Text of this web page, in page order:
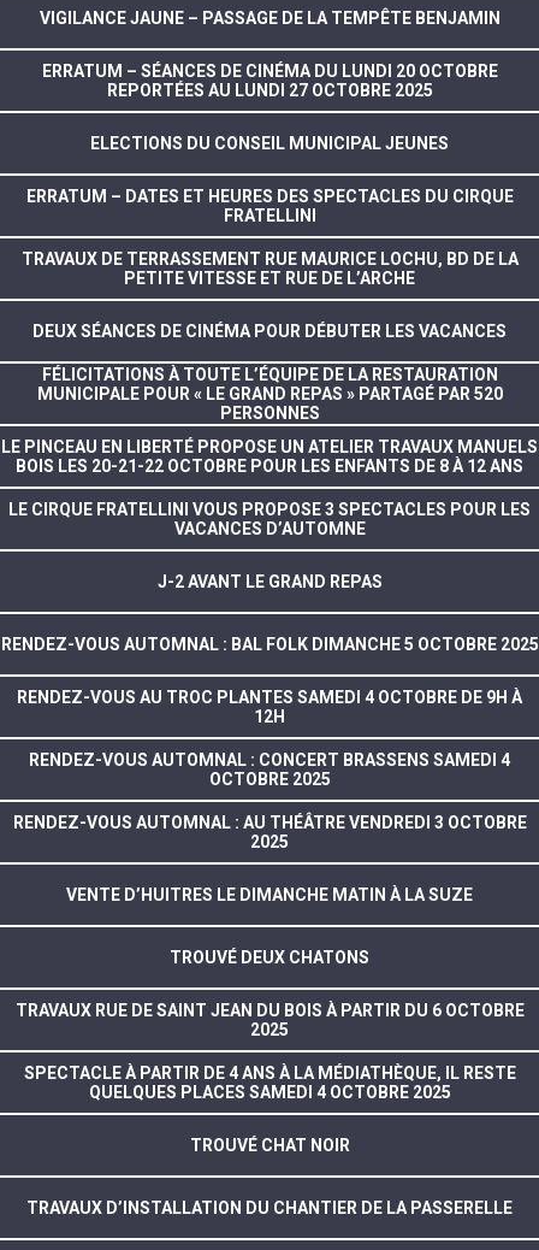
VIGILANCE JAUNE – PASSAGE DE LA TEMPÊTE BENJAMIN
ERRATUM – SÉANCES DE CINÉMA DU LUNDI 20 OCTOBRE
REPORTÉES AU LUNDI 27 OCTOBRE 2025
ELECTIONS DU CONSEIL MUNICIPAL JEUNES
ERRATUM – DATES ET HEURES DES SPECTACLES DU CIRQUE
FRATELLINI
TRAVAUX DE TERRASSEMENT RUE MAURICE LOCHU, BD DE LA
PETITE VITESSE ET RUE DE L’ARCHE
DEUX SÉANCES DE CINÉMA POUR DÉBUTER LES VACANCES
FÉLICITATIONS À TOUTE L’ÉQUIPE DE LA RESTAURATION
MUNICIPALE POUR « LE GRAND REPAS » PARTAGÉ PAR 520
PERSONNES
LE PINCEAU EN LIBERTÉ PROPOSE UN ATELIER TRAVAUX MANUELS
BOIS LES 20-21-22 OCTOBRE POUR LES ENFANTS DE 8 À 12 ANS
LE CIRQUE FRATELLINI VOUS PROPOSE 3 SPECTACLES POUR LES
VACANCES D’AUTOMNE
J-2 AVANT LE GRAND REPAS
RENDEZ-VOUS AUTOMNAL : BAL FOLK DIMANCHE 5 OCTOBRE 2025
RENDEZ-VOUS AU TROC PLANTES SAMEDI 4 OCTOBRE DE 9H À
12H
RENDEZ-VOUS AUTOMNAL : CONCERT BRASSENS SAMEDI 4
OCTOBRE 2025
RENDEZ-VOUS AUTOMNAL : AU THÉÂTRE VENDREDI 3 OCTOBRE
2025
VENTE D’HUITRES LE DIMANCHE MATIN À LA SUZE
TROUVÉ DEUX CHATONS
TRAVAUX RUE DE SAINT JEAN DU BOIS À PARTIR DU 6 OCTOBRE
2025
SPECTACLE À PARTIR DE 4 ANS À LA MÉDIATHÈQUE, IL RESTE
QUELQUES PLACES SAMEDI 4 OCTOBRE 2025
TROUVÉ CHAT NOIR
TRAVAUX D’INSTALLATION DU CHANTIER DE LA PASSERELLE